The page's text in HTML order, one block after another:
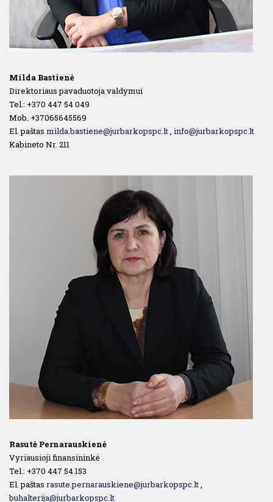
Milda Bastienė
Direktoriaus pavaduotoja valdymui
Tel.: +370 447 54 049
Mob. +37065645569
El. paštas milda.bastiene@jurbarkopspc.lt, info@jurbarkopspc.lt
Kabineto Nr. 211
Rasutė Pernarauskienė
Vyriausioji finansininkė
Tel.: +370 447 54 153
El. paštas rasute.pernarauskiene@jurbarkopspc.lt,
buhalterija@jurbarkopspc.lt